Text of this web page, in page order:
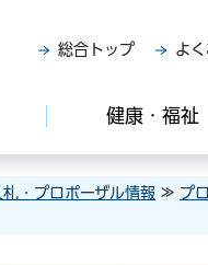
総合トップ よ
健康・福祉
札・プロポーザル情報 ≫ プ